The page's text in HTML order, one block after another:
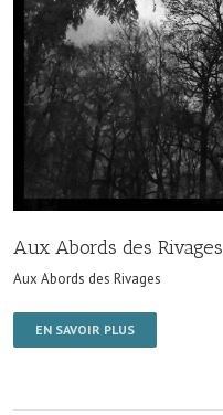
Aux Abords des Rivages
Aux Abords des Rivages
EN SAVOIR PLUS